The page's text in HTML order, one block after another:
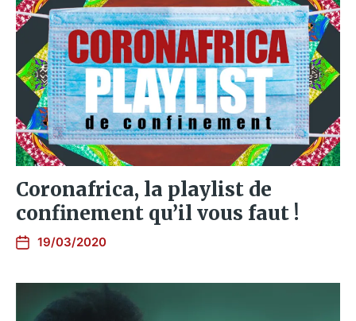
Coronafrica, la playlist de
confinement qu’il vous faut !
19/03/2020